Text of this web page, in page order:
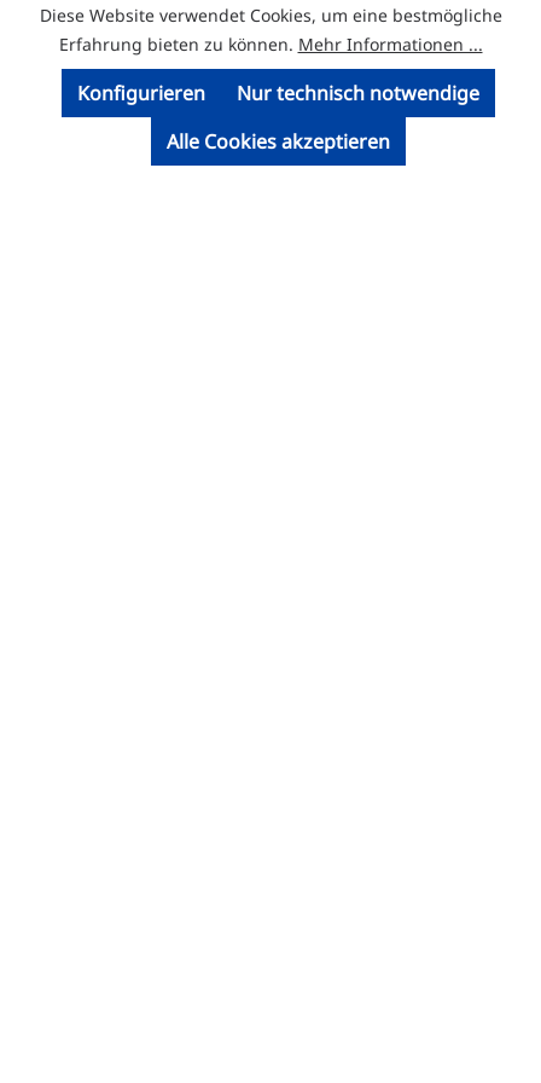
Diese Website verwendet Cookies, um eine bestmögliche
Erfahrung bieten zu können. Mehr Informationen ...
Nur technisch notwendige
Konfigurieren
Alle Cookies akzeptieren